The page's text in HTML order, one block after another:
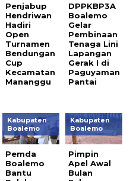
Penjabup
Hendriwan
Hadiri
Open
Turnamen
Bendungan
Cup
Kecamatan
Mananggu
DPPKBP3A
Boalemo
Gelar
Pembinaan
Tenaga Lini
Lapangan
Gerak I di
Paguyaman
Pantai
Kabupaten
Boalemo
Pemda
Boalemo
Bantu
Kabupaten
Boalemo
Pimpin
Apel Awal
Bulan